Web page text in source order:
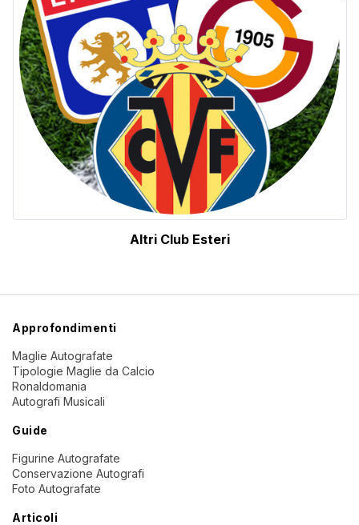
Altri Club Esteri
Approfondimenti
Maglie Autografate
Tipologie Maglie da Calcio
Ronaldomania
Autografi Musicali
Guide
Figurine Autografate
Conservazione Autografi
Foto Autografate
Articoli